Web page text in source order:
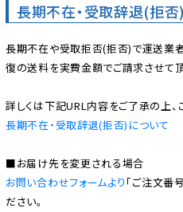
長期不在・受取辞退(拒否
長期不在や受取拒否(拒否)で運送業
復の送料を実費金額でご請求させて
長期不在・受取辞退(拒否)について
お問い合わせフォームより 「ご注文番
ださい。